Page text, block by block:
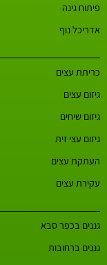
פיתוח גינה
אדריכל נוף
כריתת עצים
גיזום עצים
גיזום שיחים
גיזום עצי זית
העתקת עצים
עקירת עצים
גננים בכפר סבא
גננים ברחובות